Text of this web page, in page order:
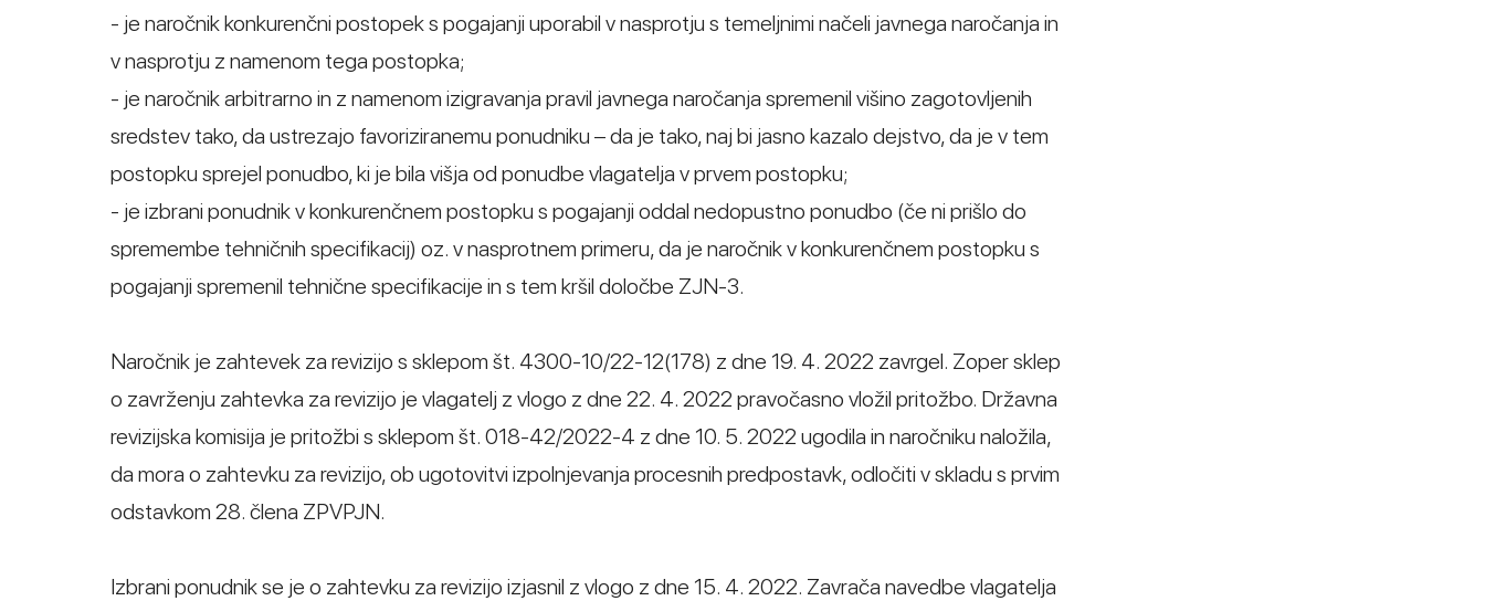
- je naročnik konkurenčni postopek s pogajanji uporabil v nasprotju s temeljnimi načeli javnega naročanja in
v nasprotju z namenom tega postopka;
- je naročnik arbitrarno in z namenom izigravanja pravil javnega naročanja spremenil višino zagotovljenih
sredstev tako, da ustrezajo favoriziranemu ponudniku – da je tako, naj bi jasno kazalo dejstvo, da je v tem
postopku sprejel ponudbo, ki je bila višja od ponudbe vlagatelja v prvem postopku;
- je izbrani ponudnik v konkurenčnem postopku s pogajanji oddal nedopustno ponudbo (če ni prišlo do
spremembe tehničnih specifikacij) oz. v nasprotnem primeru, da je naročnik v konkurenčnem postopku s
pogajanji spremenil tehnične specifikacije in s tem kršil določbe ZJN-3.
Naročnik je zahtevek za revizijo s sklepom št. 4300-10/22-12(178) z dne 19. 4. 2022 zavrgel. Zoper sklep
o zavrženju zahtevka za revizijo je vlagatelj z vlogo z dne 22. 4. 2022 pravočasno vložil pritožbo. Državna
revizijska komisija je pritožbi s sklepom št. 018-42/2022-4 z dne 10. 5. 2022 ugodila in naročniku naložila,
da mora o zahtevku za revizijo, ob ugotovitvi izpolnjevanja procesnih predpostavk, odločiti v skladu s prvim
odstavkom 28. člena ZPVPJN.
Izbrani ponudnik se je o zahtevku za revizijo izjasnil z vlogo z dne 15. 4. 2022. Zavrača navedbe vlagatelja